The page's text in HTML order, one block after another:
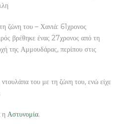
ζώνη του – Χανιά: 61χρονος
βρέθηκε ένας 27χρονος από τη
της Αμμουδάρας, περίπου στις
του με τη ζώνη του, ενώ είχε
η Αστυνομία.